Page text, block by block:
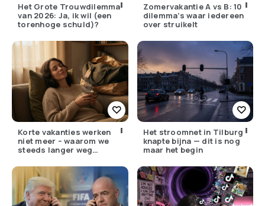
Het Grote Trouwdilemma
van 2026: Ja, ik wil (een
torenhoge schuld)?
Zomervakantie A vs B: 10
dilemma’s waar iedereen
over struikelt
Korte vakanties werken
niet meer – waarom we
steeds langer weg
Het stroomnet in Tilburg
knapte bijna — dit is nog
maar het begin